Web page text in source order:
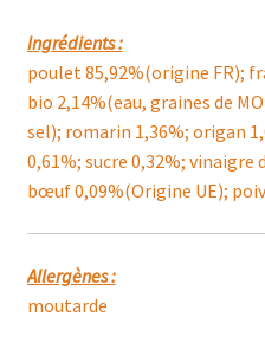
Ingrédients :
poulet 85,92%(origine FR);
bio 2,14%(eau, graines de
sel); romarin 1,36%; origan
0,61%; sucre 0,32%; vinaigre
bœuf 0,09%(Origine UE);
Allergènes :
moutarde